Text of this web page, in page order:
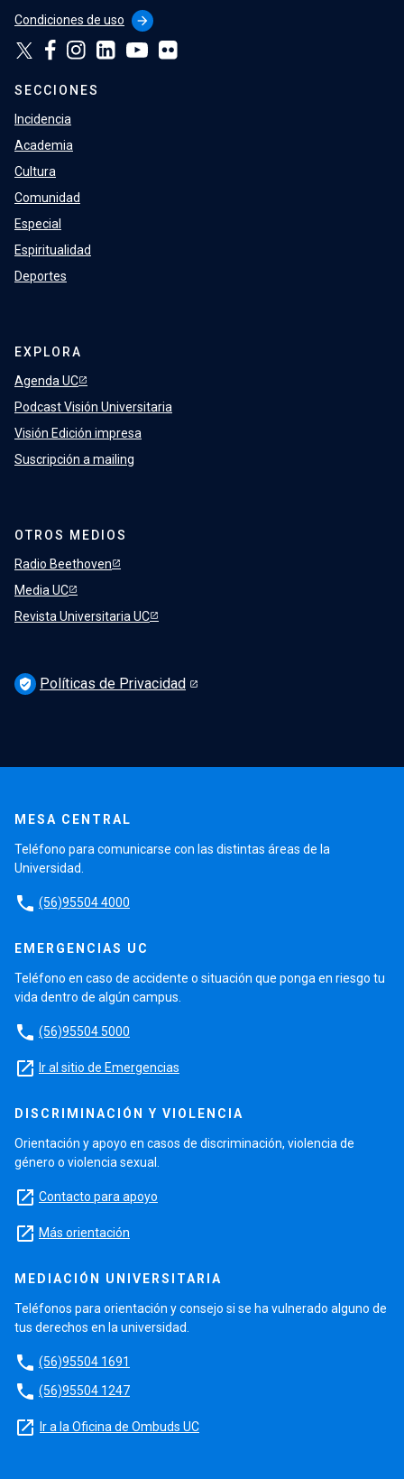
Condiciones de uso
arrow_forward
SECCIONES
Incidencia
Academia
Cultura
Comunidad
Especial
Espiritualidad
Deportes
EXPLORA
Agenda UC
Podcast Visión Universitaria
Visión Edición impresa
Suscripción a mailing
OTROS MEDIOS
Radio Beethoven
Media UC
Revista Universitaria UC
verified_user Políticas de Privacidad
MESA CENTRAL
Teléfono para comunicarse con las distintas áreas de la
Universidad.
phone (56)95504 4000
EMERGENCIAS UC
Teléfono en caso de accidente o situación que ponga en riesgo tu
vida dentro de algún campus.
phone (56)95504 5000
launch Ir al sitio de Emergencias
DISCRIMINACIÓN Y VIOLENCIA
Orientación y apoyo en casos de discriminación, violencia de
género o violencia sexual.
launch Contacto para apoyo
launch Más orientación
MEDIACIÓN UNIVERSITARIA
Teléfonos para orientación y consejo si se ha vulnerado alguno de
tus derechos en la universidad.
phone (56)95504 1691
phone (56)95504 1247
launch Ir a la Oficina de Ombuds UC